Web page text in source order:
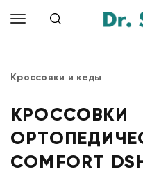
Кроссовки и кеды
КРОССОВКИ
COMFORT